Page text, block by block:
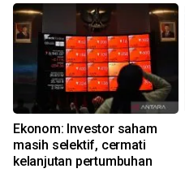
Ekonom: Investor saham
masih selektif, cermati
kelanjutan pertumbuhan